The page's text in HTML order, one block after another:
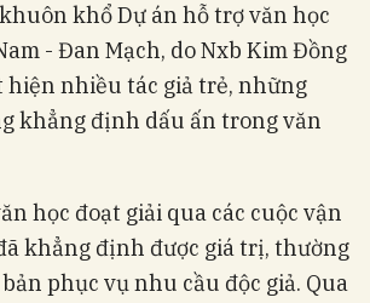
khổ Dự án hỗ trợ văn học
- Đan Mạch, do Nxb Kim Đồng
hiện nhiều tác giả trẻ, những
khẳng định dấu ấn trong văn
học đoạt giải qua các cuộc vận
khẳng định được giá trị, thường
phục vụ nhu cầu độc giả. Qua